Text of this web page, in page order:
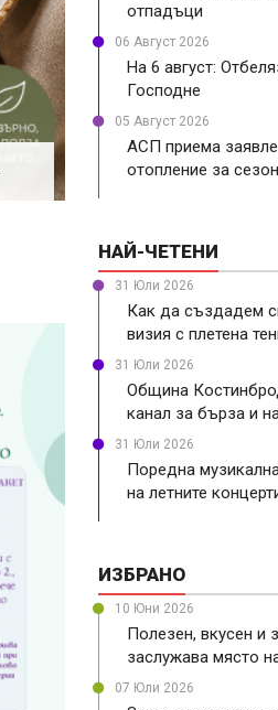
отпадъци
06 Август 2026
На 6 август:
Господне
05 Август 2026
АСП приема
отопление за
НАЙ-ЧЕТЕНИ
31 Юли 2026
Как да създадем
визия с плетена
31 Юли 2026
Община
канал за бърза и
31 Юли 2026
Поредна
на летните
ИЗБРАНО
10 Юни 2026
Полезен, вкусен и
заслужава място
07 Юли 2026